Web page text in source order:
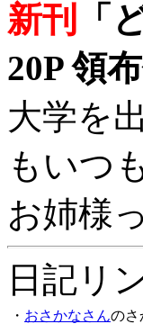
新刊
「
20P 領
大学を
もいつ
お姉様
日記リ
・ おさかなさんのさ